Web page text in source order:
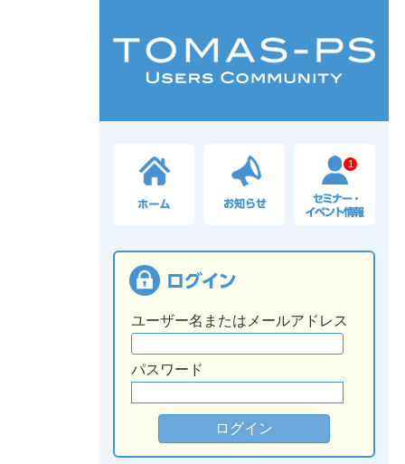
1
ユーザー名またはメールアドレス
パスワード